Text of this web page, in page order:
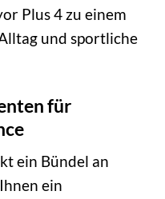
Plus 4 zu einem
und sportliche
für
ein Bündel an
ein